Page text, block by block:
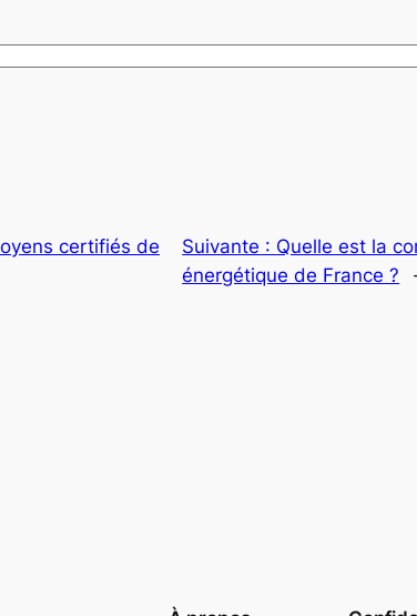
certifiés de
Suivante : Quelle est la
énergétique de France ?